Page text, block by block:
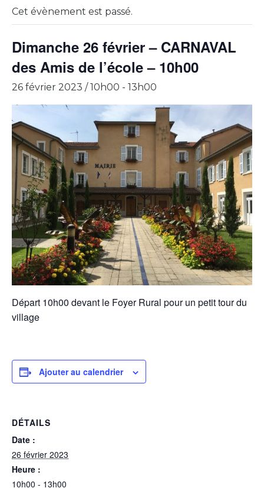
Cet évènement est passé.
Dimanche 26 février – CARNAVAL
des Amis de l’école – 10h00
26 février 2023 / 10h00 - 13h00
Départ 10h00 devant le Foyer Rural pour un petit tour du
village
Ajouter au calendrier
DÉTAILS
Date :
26 février 2023
Heure :
10h00 - 13h00